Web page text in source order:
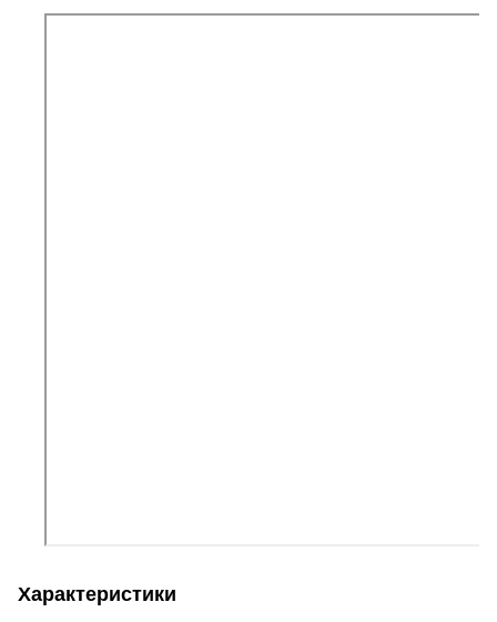
Характеристики